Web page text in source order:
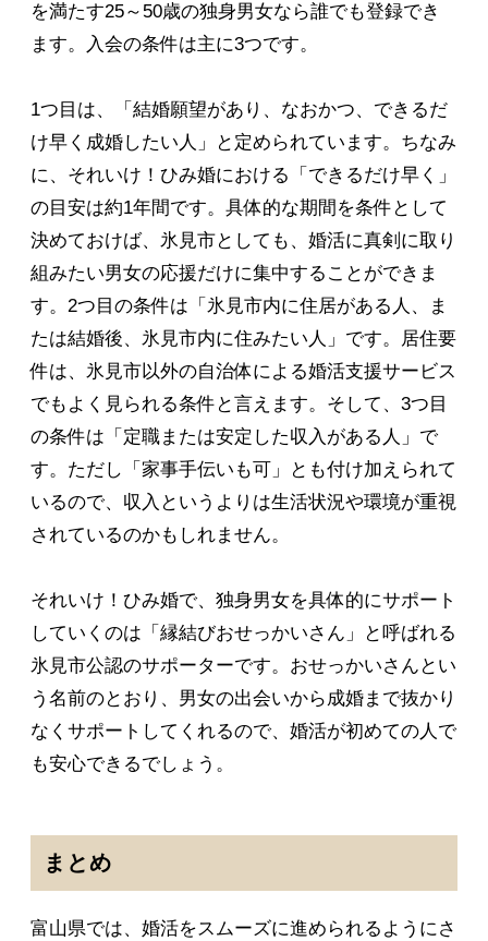
を満たす25～50歳の独身男女なら誰でも登録でき
ます。入会の条件は主に3つです。
1つ目は、「結婚願望があり、なおかつ、できるだ
け早く成婚したい人」と定められています。ちなみ
に、それいけ！ひみ婚における「できるだけ早く」
の目安は約1年間です。具体的な期間を条件として
決めておけば、氷見市としても、婚活に真剣に取り
組みたい男女の応援だけに集中することができま
す。2つ目の条件は「氷見市内に住居がある人、ま
たは結婚後、氷見市内に住みたい人」です。居住要
件は、氷見市以外の自治体による婚活支援サービス
でもよく見られる条件と言えます。そして、3つ目
の条件は「定職または安定した収入がある人」で
す。ただし「家事手伝いも可」とも付け加えられて
いるので、収入というよりは生活状況や環境が重視
されているのかもしれません。
それいけ！ひみ婚で、独身男女を具体的にサポート
していくのは「縁結びおせっかいさん」と呼ばれる
氷見市公認のサポーターです。おせっかいさんとい
う名前のとおり、男女の出会いから成婚まで抜かり
なくサポートしてくれるので、婚活が初めての人で
も安心できるでしょう。
まとめ
富山県では、婚活をスムーズに進められるようにさ